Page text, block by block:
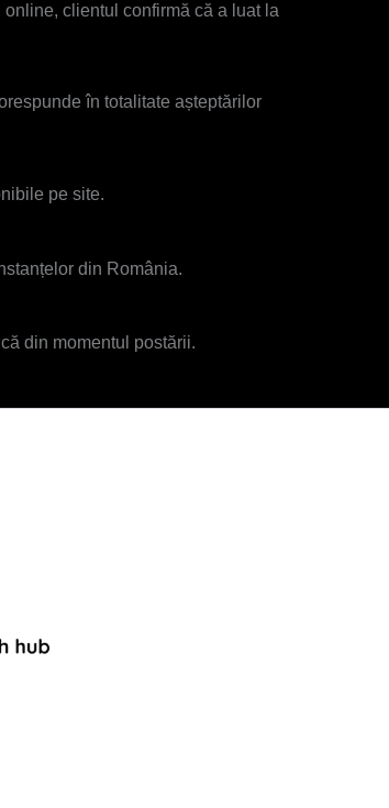
clientul confirmă că a luat la
în totalitate așteptărilor
pe site.
din România.
din momentul postării.